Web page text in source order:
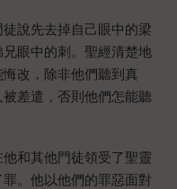
說先去掉自己眼中的梁
眼中的刺。聖經清楚地
改，除非他們聽到真
差遣，否則他們怎能聽
和其他門徒領受了聖靈
。他以他們的罪惡面對